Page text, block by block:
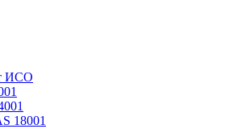
ИСО
18001